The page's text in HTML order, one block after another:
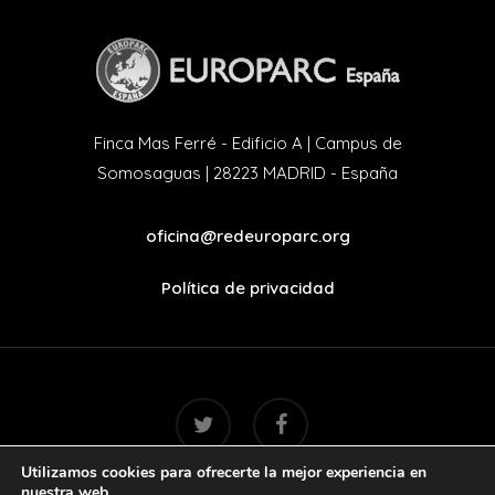
Finca Mas Ferré - Edificio A | Campus de
Somosaguas | 28223 MADRID - España
oficina@redeuroparc.org
Política de privacidad
twitter facebook
Utilizamos cookies para ofrecerte la mejor experiencia en